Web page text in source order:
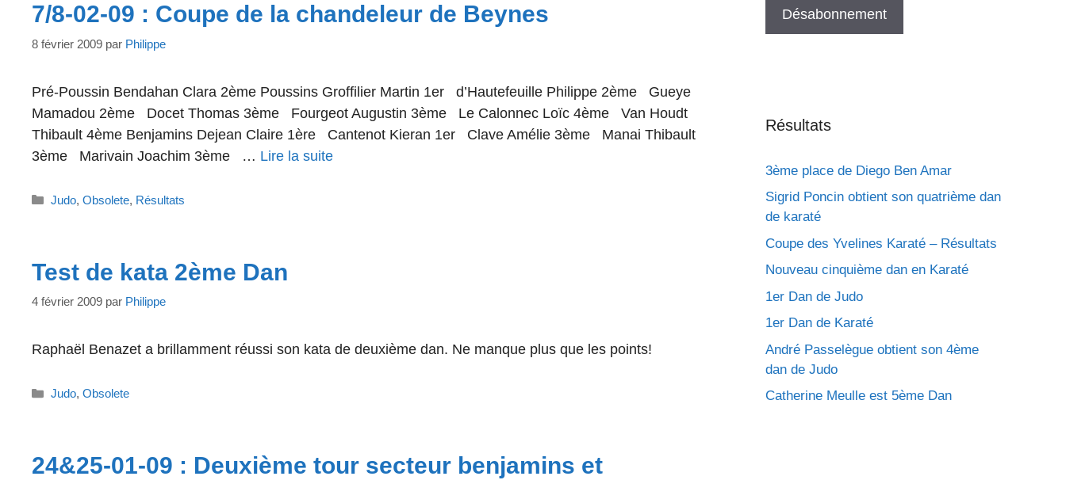
7/8-02-09 : Coupe de la chandeleur de Beynes
8 février 2009 par Philippe
Pré-Poussin Bendahan Clara 2ème Poussins Groffilier Martin 1er d’Hautefeuille Philippe 2ème Gueye
Mamadou 2ème Docet Thomas 3ème Fourgeot Augustin 3ème Le Calonnec Loïc 4ème Van Houdt
Thibault 4ème Benjamins Dejean Claire 1ère Cantenot Kieran 1er Clave Amélie 3ème Manai Thibault
3ème Marivain Joachim 3ème … Lire la suite
Catégories
Judo,Obsolete, Résultats
Test de kata 2ème Dan
4 février 2009 par Philippe
Raphaël Benazet a brillamment réussi son kata de deuxième dan. Ne manque plus que les points!
Catégories
Judo,Obsolete
24&25-01-09 : Deuxième tour secteur benjamins et
Résultats
3ème place de Diego Ben Amar
Sigrid Poncin obtient son quatrième dan
de karaté
Coupe des Yvelines Karaté – Résultats
Nouveau cinquième dan en Karaté
1er Dan de Judo
1er Dan de Karaté
André Passelègue obtient son 4ème
dan de Judo
Catherine Meulle est 5ème Dan